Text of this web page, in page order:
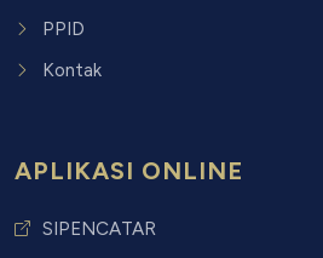
PPID
Kontak
APLIKASI ONLINE
SIPENCATAR